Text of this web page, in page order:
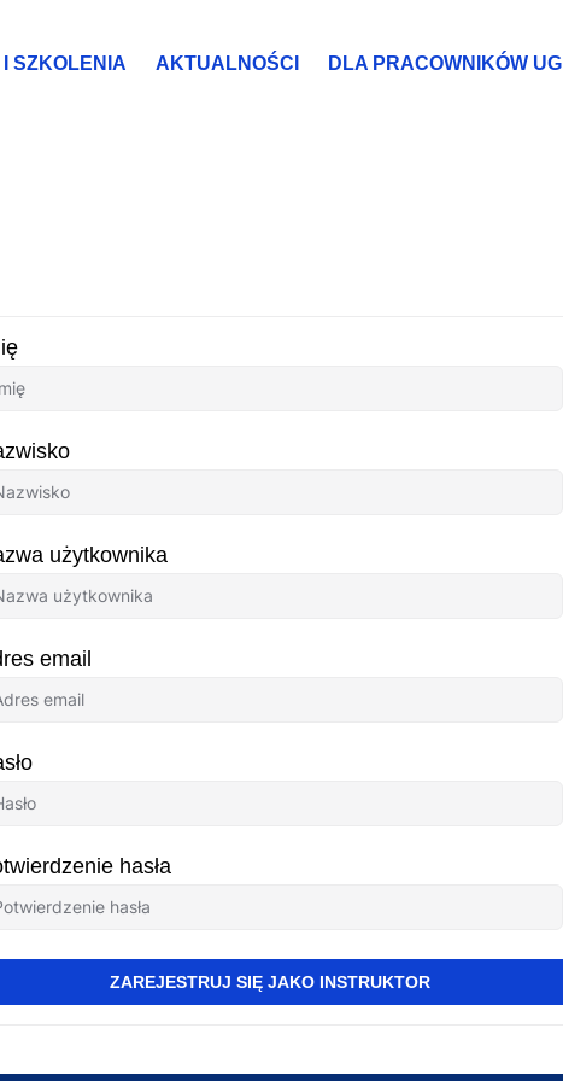
I SZKOLENIA AKTUALNOŚCI DLA PRACOWNIKÓW UG
użytkownika
email
hasła
ZAREJESTRUJ SIĘ JAKO INSTRUKTOR